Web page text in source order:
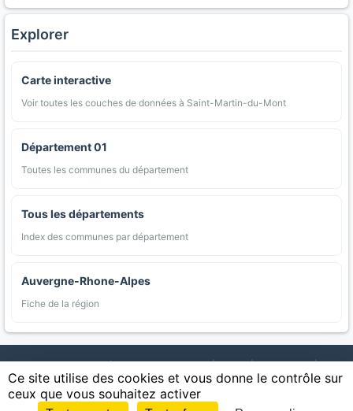
Explorer
Carte interactive
Voir toutes les couches de données à Saint-Martin-du-Mont
Département 01
Toutes les communes du département
Tous les départements
Index des communes par département
Auvergne-Rhone-Alpes
Fiche de la région
AgriMap — Données agricoles ouvertes | Carte | Communes |
Appellations | Regions | Cultures | Zones protégées | Forets |
Littoral | Espaces naturels | Statistiques
Ce site utilise des cookies et vous donne le contrôle sur
ceux que vous souhaitez activer